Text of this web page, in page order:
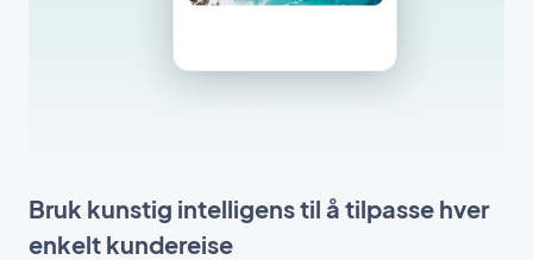
Bruk kunstig intelligens til å tilpasse hver
enkelt kundereise